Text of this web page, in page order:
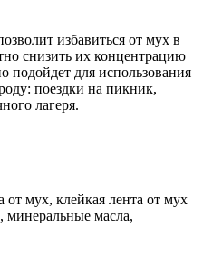
избавиться от мух в
снизить их концентрацию
подойдет для использования
поездки на пикник,
лагеря.
от мух, клейкая лента от мух
минеральные масла,